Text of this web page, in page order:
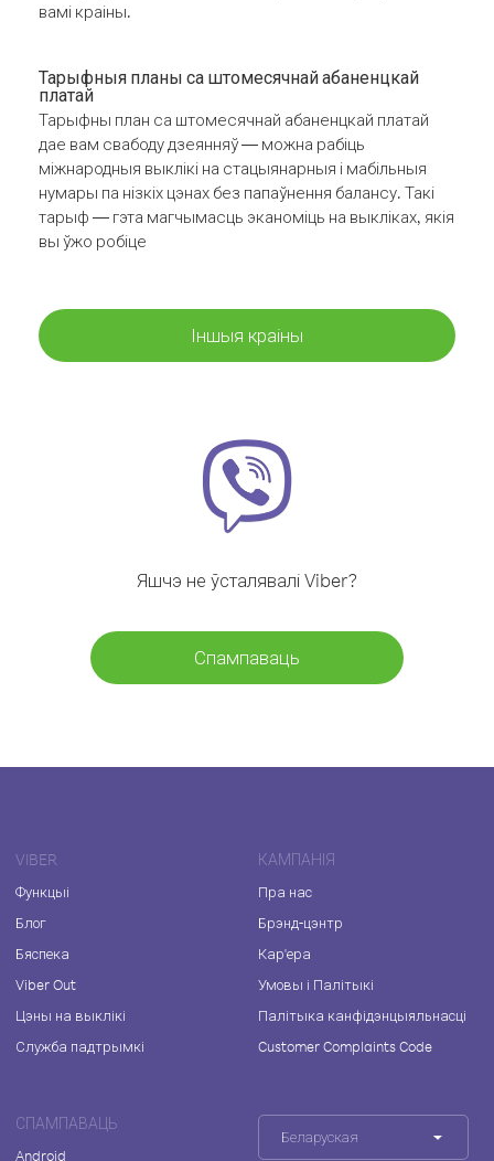
вамі краіны.
Тарыфныя планы са штомесячнай абаненцкай
платай
Тарыфны план са штомесячнай абаненцкай платай
дае вам свабоду дзеянняў — можна рабіць
міжнародныя выклікі на стацыянарныя і мабільныя
нумары па нізкіх цэнах без папаўнення балансу. Такі
тарыф — гэта магчымасць эканоміць на выкліках, якія
вы ўжо робіце
Іншыя краіны
Яшчэ не ўсталявалі Viber?
Спампаваць
VIBER
Функцыі
Блог
Бяспека
Viber Out
Цэны на выклікі
Служба падтрымкі
КАМПАНІЯ
Пра нас
Брэнд-цэнтр
Кар'ера
Умовы і Палітыкі
Палітыка канфідэнцыяльнасці
Customer Complaints Code
СПАМПАВАЦЬ
Android
Беларуская